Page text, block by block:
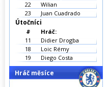
22
Wilian
23
Juan Cuadrado
Útočníci
#
Hráč:
11
Didier Drogba
18
Loic Rémy
19
Diego Costa
Hráč měsíce